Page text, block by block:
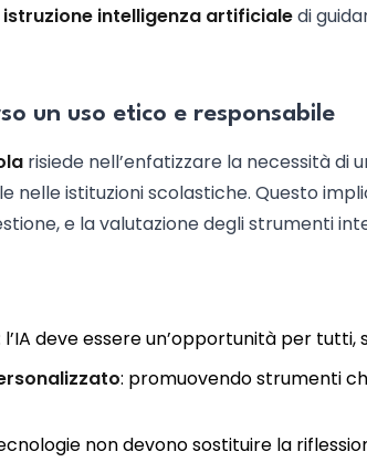
intelligenza artificialedi
un uso etico e responsabile
risiede nell’enfatizzare la necessità di
nelle istituzioni scolastiche. Questo
e la valutazione degli strumenti
l’IA deve essere un’opportunità per tutti,
: promuovendo strumenti
non devono sostituire la